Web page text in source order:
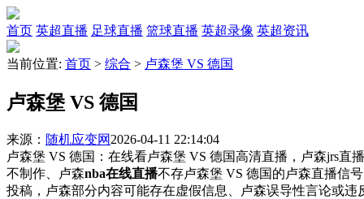
首页 英超直播 足球直播 篮球直播 英超录像 英超资讯
当前位置: 首页 > 综合 > 卢森堡 VS 德国
卢森堡 VS 德国
来源： 随机应变网 2026-04-11 22:14:04
卢森堡 VS 德国：在线看卢森堡 VS 德国高清直播，卢森jrs直
不制作、卢森nba在线直播不存卢森堡 VS 德国的卢森直播信
投稿，卢森部分内容可能存在虚假信息、卢森误导性言论或